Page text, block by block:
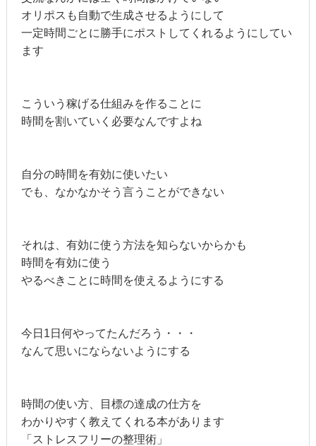
オリポスも自動で生成させるようにして
一定時間ごとに勝手にポストしてくれるようにしてい
ます
こういう稼げる仕組みを作ることに
時間を割いていく必要なんですよね
自分の時間を有効に使いたい
でも、なかなかそう言うことができない
それは、有効に使う方法を知らないからかも
時間を有効に使う
やるべきことに時間を使えるようにする
今日1日何やってたんだろう・・・
なんて思いにならないようにする
時間の使い方、目標の達成の仕方を
わかりやすく教えてくれる本があります
「ストレスフリーの整理術」